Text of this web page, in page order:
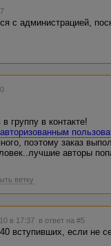
с администрацией,
группу в контакте!
поэтому заказ
авторы
ветку
в 17:37 в ответ на #5
вступивших, если не